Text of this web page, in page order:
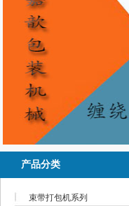
产品分类
束带打包机系列